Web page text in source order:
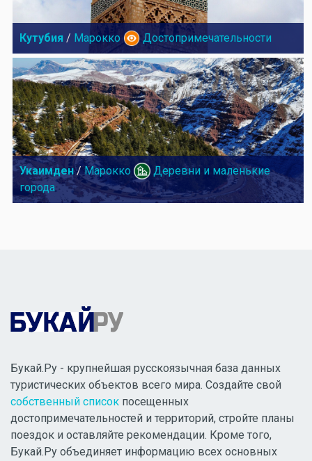
Кутубия / Марокко Достопримечательности
Укаимден/ Марокко
Деревни и маленькие
города
Букай.Ру - крупнейшая русскоязычная база данных
туристических объектов всего мира. Создайте свой
собственный список посещенных
достопримечательностей и территорий, стройте планы
поездок и оставляйте рекомендации. Кроме того,
Букай.Ру объединяет информацию всех основных